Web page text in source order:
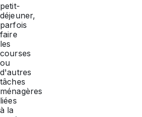
petit-
déjeuner,
parfois
faire
les
courses
ou
d'autres
tâches
ménagères
liées
à la